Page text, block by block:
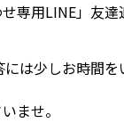
せ専用LINE」友
は少しお時間を
ませ。